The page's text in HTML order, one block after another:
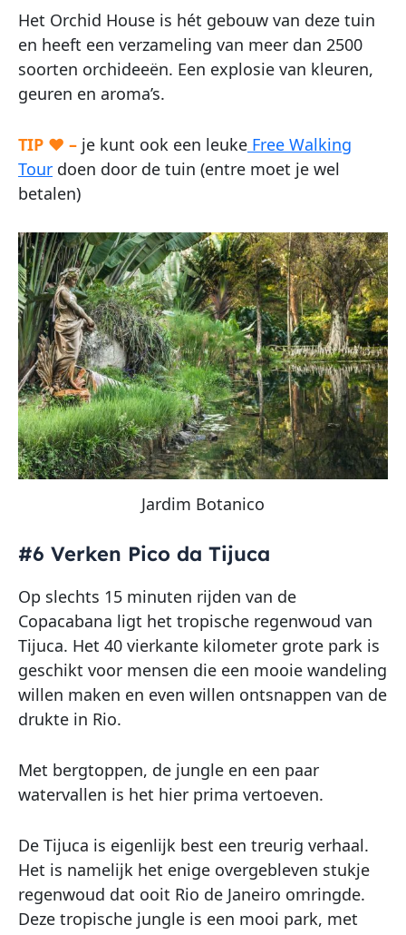
Het Orchid House is hét gebouw van deze tuin
en heeft een verzameling van meer dan 2500
soorten orchideeën. Een explosie van kleuren,
geuren en aroma’s.
TIP ♥ – je kunt ook een leuke Free Walking
Tour doen door de tuin (entre moet je wel
betalen)
Jardim Botanico
#6 Verken Pico da Tijuca
Op slechts 15 minuten rijden van de
Copacabana ligt het tropische regenwoud van
Tijuca. Het 40 vierkante kilometer grote park is
geschikt voor mensen die een mooie wandeling
willen maken en even willen ontsnappen van de
drukte in Rio.
Met bergtoppen, de jungle en een paar
watervallen is het hier prima vertoeven.
De Tijuca is eigenlijk best een treurig verhaal.
Het is namelijk het enige overgebleven stukje
regenwoud dat ooit Rio de Janeiro omringde.
Deze tropische jungle is een mooi park, met